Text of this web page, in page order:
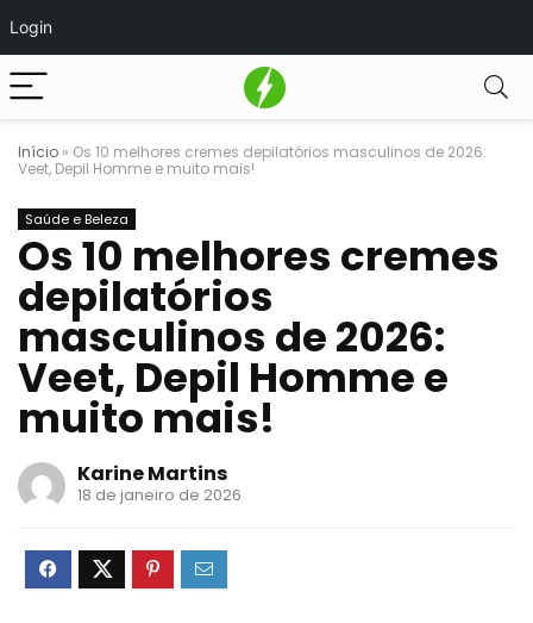
Login
Início » Os 10 melhores cremes depilatórios masculinos de 2026:
Veet, Depil Homme e muito mais!
Saúde e Beleza
Os 10 melhores cremes
depilatórios
masculinos de 2026:
Veet, Depil Homme e
muito mais!
Karine Martins
18 de janeiro de 2026